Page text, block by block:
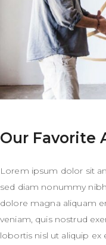
Our Favorite
Lorem ipsum dolor sit
sed diam nonummy
dolore magna aliquam
veniam, quis nostrud
lobortis nisl ut aliquip